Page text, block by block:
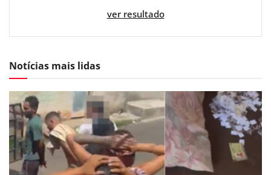
ver resultado
Notícias mais lidas